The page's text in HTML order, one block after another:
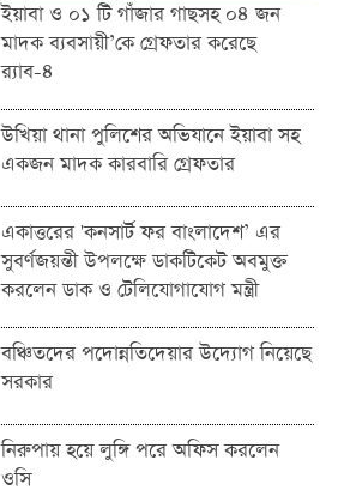
ইয়াবা ও ০১ টি গাঁজার গাছসহ ০৪ জন
মাদক ব্যবসায়ী’কে গ্রেফতার করেছে
র‌্যাব-৪
উখিয়া থানা পুলিশের অভিযানে ইয়াবা সহ
একজন মাদক কারবারি গ্রেফতার
একাত্তরের 'কনসার্ট ফর বাংলাদেশ’ এর
সুবর্ণজয়ন্তী উপলক্ষে ডাকটিকেট অবমুক্ত
করলেন ডাক ও টেলিযোগাযোগ মন্ত্রী
বঞ্চিতদের পদোন্নতিদেয়ার উদ্যোগ নিয়েছে
সরকার
নিরুপায় হয়ে লুঙ্গি পরে অফিস করলেন
ওসি